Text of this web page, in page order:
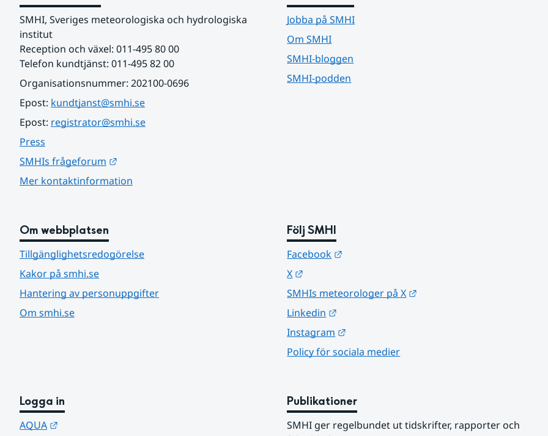
SMHI, Sveriges meteorologiska och hydrologiska
institut
Reception och växel: 011-495 80 00
Telefon kundtjänst: 011-495 82 00
Organisationsnummer: 202100-0696
Epost: kundtjanst@smhi.se
Epost: registrator@smhi.se
Press
SMHIs frågeforum
Mer kontaktinformation
Jobba på SMHI
Om SMHI
SMHI-bloggen
SMHI-podden
Om webbplatsen
Tillgänglighetsredogörelse
Kakor på smhi.se
Hantering av personuppgifter
Om smhi.se
Följ SMHI
Facebook
X
SMHIs meteorologer på X
Linkedin
Instagram
Policy för sociala medier
Logga in
AQUA
Publikationer
SMHI ger regelbundet ut tidskrifter, rapporter och